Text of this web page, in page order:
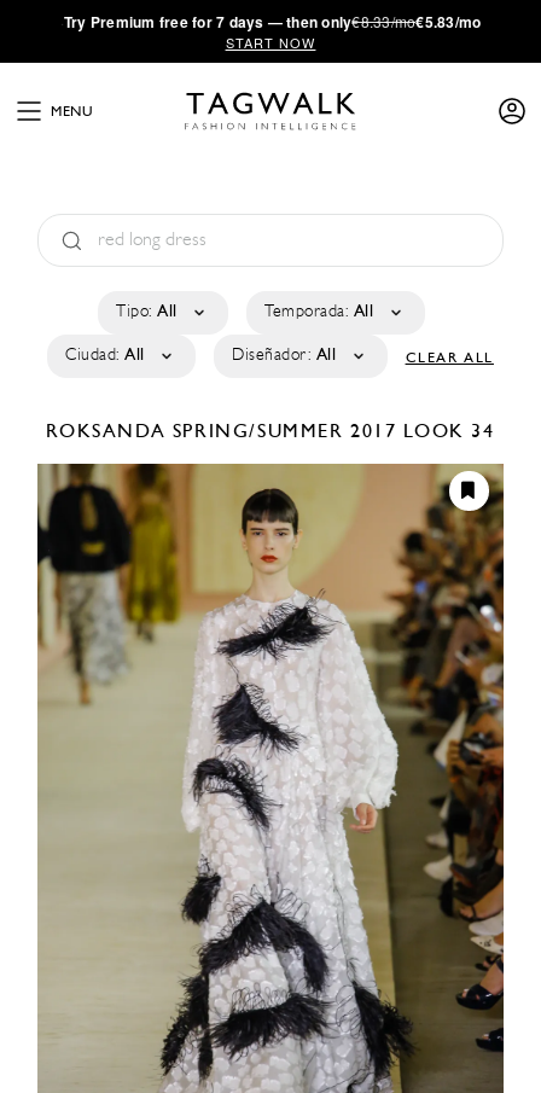
·Try Premium free for 7 days — then only€8.33/mo€5.83/mo
START NOW
MENU
Tipo: All Temporada: All
Ciudad: All Diseñador: All CLEAR ALL
ROKSANDA SPRING/SUMMER 2017 LOOK 34